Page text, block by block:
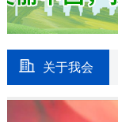
关于我会